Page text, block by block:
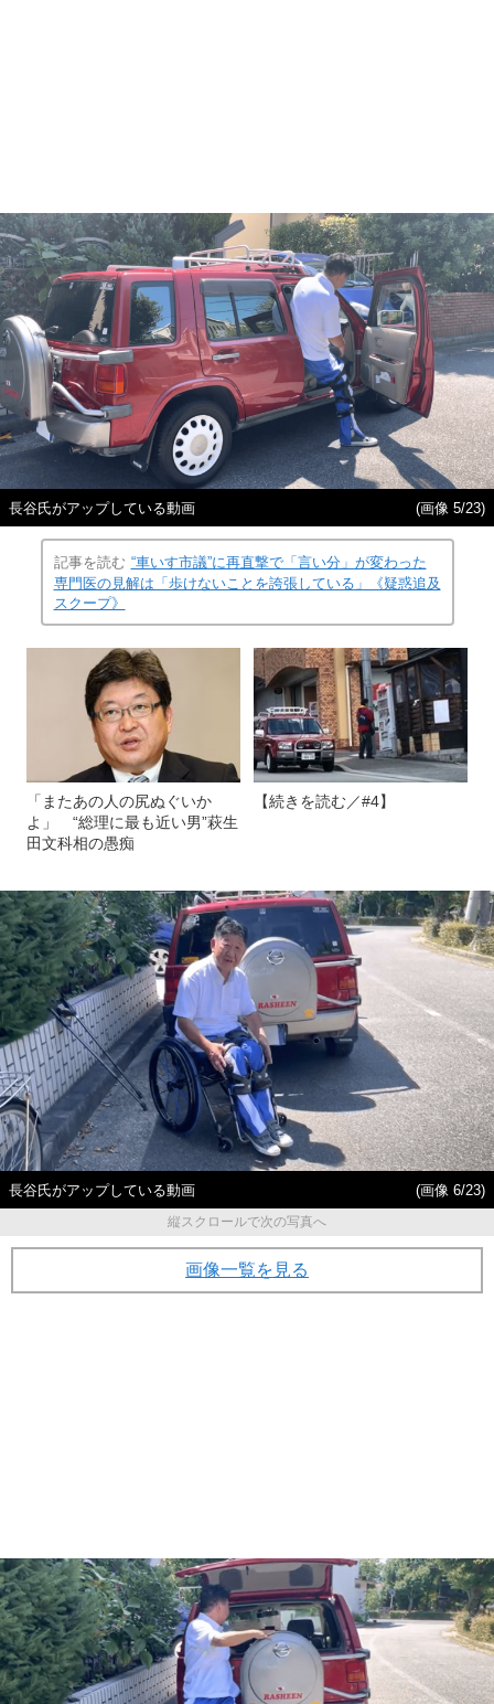
長谷氏がアップしている動画 (画像 5/23)
記事を読む “車いす市議”に再直撃で「言い分」が変わった
専門医の見解は「歩けないことを誇張している」《疑惑追及
スクープ》
「またあの人の尻ぬぐいか
よ」 “総理に最も近い男”萩生
田文科相の愚痴
【続きを読む／#4】
長谷氏がアップしている動画
(画像 6/23)
縦スクロールで次の写真へ
画像一覧を見る